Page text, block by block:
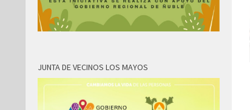
JUNTA DE VECINOS LOS MAYOS